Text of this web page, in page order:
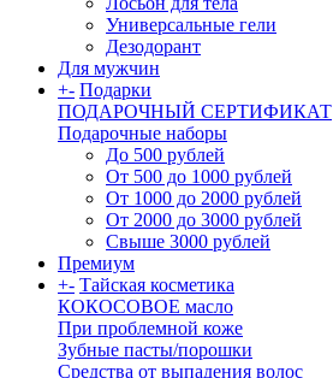
Универсальные гели
Дезодорант
Для мужчин
+- Подарки
ПОДАРОЧНЫЙ СЕРТИФИКАТ
Подарочные наборы
До 500 рублей
От 500 до 1000 рублей
От 1000 до 2000 рублей
От 2000 до 3000 рублей
Свыше 3000 рублей
Премиум
+- Тайская косметика
КОКОСОВОЕ масло
При проблемной коже
Зубные пасты/порошки
Средства от выпадения волос